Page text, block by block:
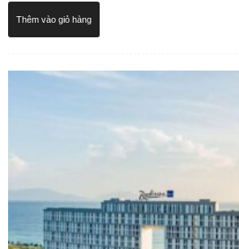
Thêm vào giỏ hàng